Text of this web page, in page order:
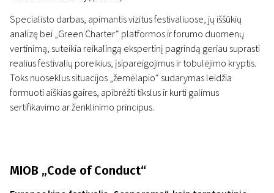
Specialisto darbas, apimantis vizitus festivaliuose, jų iššūkių
analizę bei „Green Charter“ platformos ir forumo duomenų
vertinimą, suteikia reikalingą ekspertinį pagrindą geriau suprasti
realius festivalių poreikius, įsipareigojimus ir tobulėjimo kryptis.
Toks nuoseklus situacijos „žemėlapio“ sudarymas leidžia
formuoti aiškias gaires, apibrėžti tikslus ir kurti galimus
sertifikavimo ar ženklinimo principus.
MIOB „Code of Conduct“